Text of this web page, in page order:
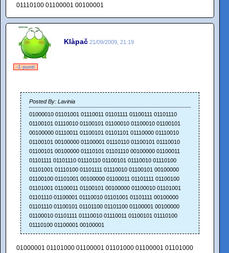
01110100 01100001 00100001
Klàpač 21/09/2009, 21:19
-1 punti
Posted By: Lavinia
01000010 01101001 01110011 01101111 01100111 01101110
01100101 01110010 01100101 01100010 01100010 01100101
00100000 01110011 01100101 01101101 01110000 01110010
01100101 00100000 01100001 01110110 01100101 01110010
01100101 00100000 01110101 01101110 00100000 01100011
01101111 01101110 01110110 01100101 01110010 01110100
01101001 01110100 01101111 01110010 01100101 00100000
01100100 01101001 00100000 01100011 01101111 01100100
01101001 01100011 01100101 00100000 01100010 01101001
01101110 01100001 01110010 01101001 01101111 00100000
01101110 01100101 01101100 01101100 01100001 00100000
01100010 01101111 01110010 01110011 01100101 01110100
01110100 01100001 00100001
01000001 01101000 01100001 01101000 01100001 01101000